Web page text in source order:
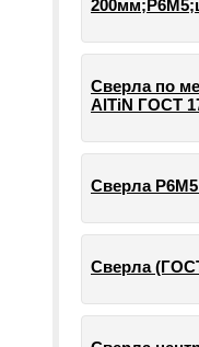
Сверла по
AlTiN ГОСТ
Сверла Р6М5
Сверла